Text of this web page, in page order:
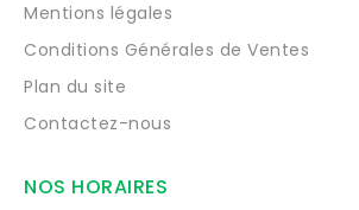
Mentions légales
Conditions Générales de Ventes
Plan du site
Contactez-nous
NOS HORAIRES